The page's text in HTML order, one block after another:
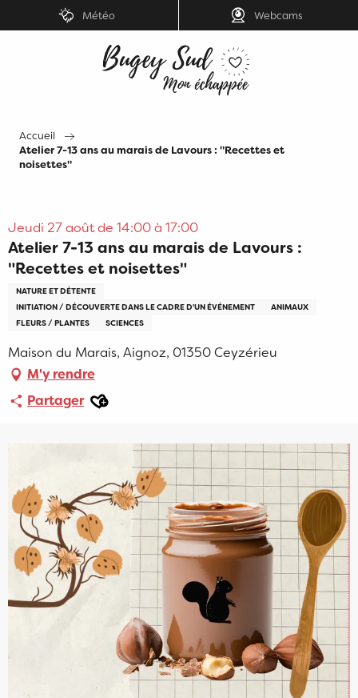
au
Météo Webcams
Accueil
Atelier 7-13 ans au marais de Lavours : "Recettes et
noisettes"
Jeudi 27 août de 14:00 à 17:00
Atelier 7-13 ans au marais de Lavours :
"Recettes et noisettes"
NATURE ET DÉTENTE
INITIATION / DÉCOUVERTE DANS LE CADRE D'UN ÉVÉNEMENT
ANIMAUX
FLEURS / PLANTES
SCIENCES
Maison du Marais, Aignoz, 01350 Ceyzérieu
M'y rendre
PartagerAjouter aux favoris